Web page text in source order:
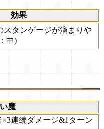
効果
スタンゲージが溜まりや
中)
魔
連続ダメージ&1ターン